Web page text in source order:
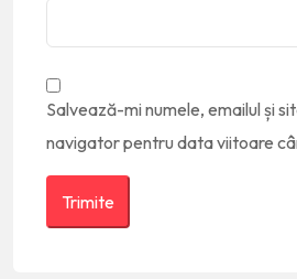
Salvează-mi numele, emailul și
navigator pentru data viitoare